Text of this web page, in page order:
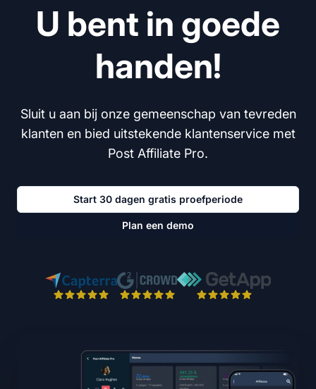
U bent in goede
handen!
Sluit u aan bij onze gemeenschap van tevreden
klanten en bied uitstekende klantenservice met
Post Affiliate Pro.
Start 30 dagen gratis proefperiode
Plan een demo